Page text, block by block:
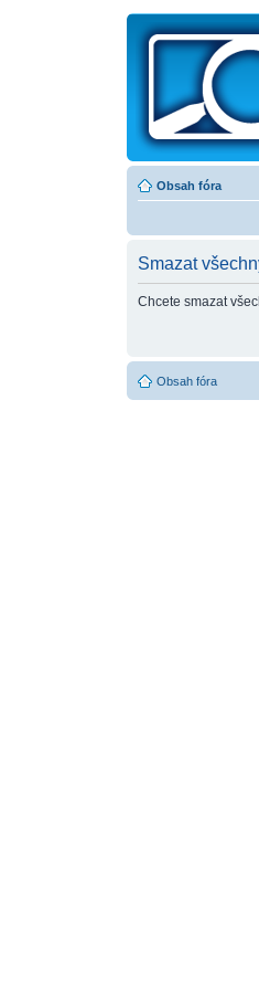
Obsah fóra
Smazat
Chcete smazat
Obsah fóra